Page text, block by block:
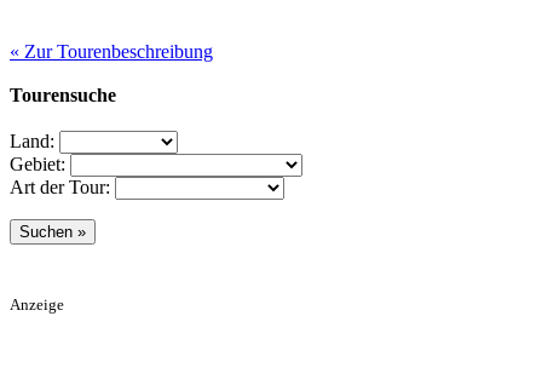
« Zur Tourenbeschreibung
Tourensuche
Land:
Gebiet:
Art der Tour:
Anzeige